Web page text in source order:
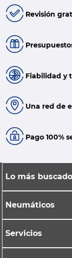
Revisión
Fiabilidad y
Una red de
Pago 100%
Lo más buscado
Neumáticos
Servicios